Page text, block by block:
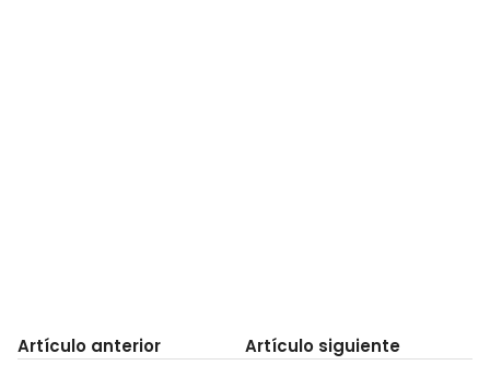
Artículo anterior Artículo siguiente